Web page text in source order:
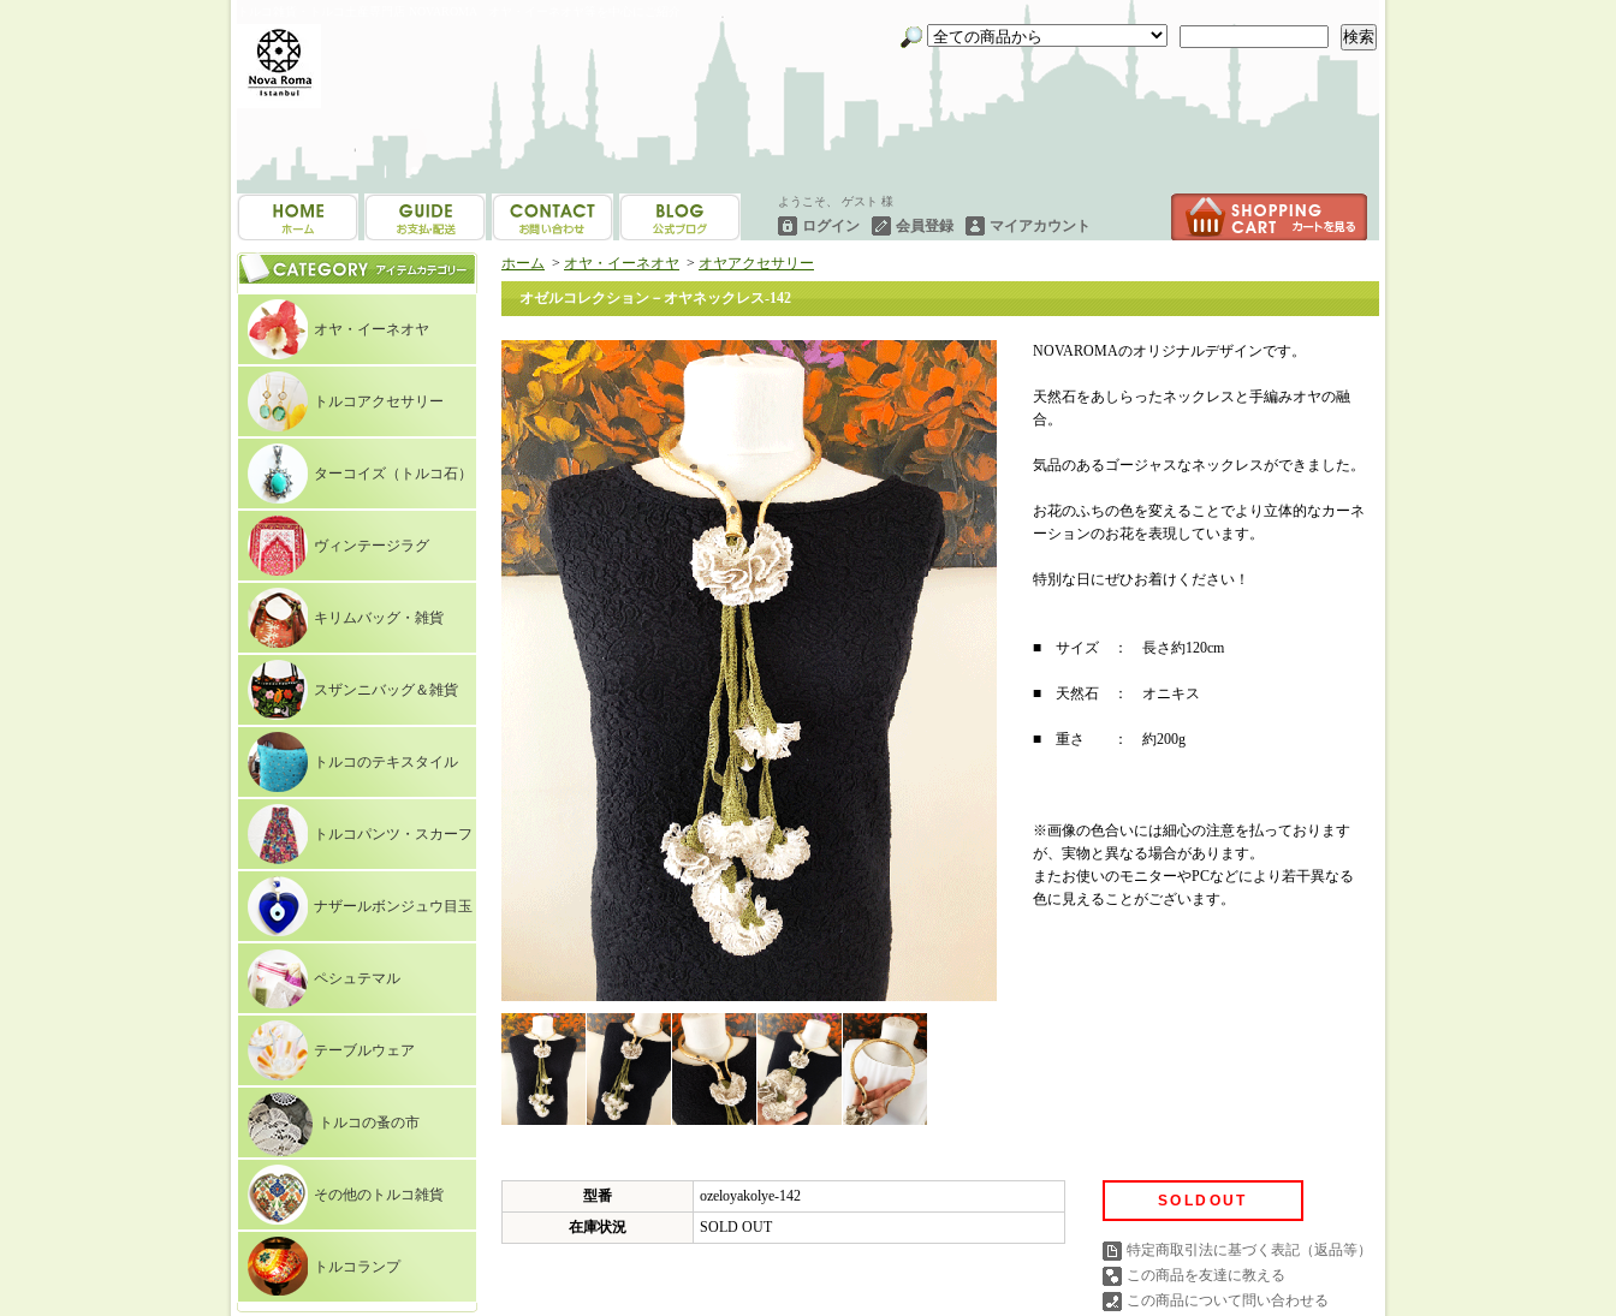
検索
ようこそ、 ゲスト 様
ログイン 会員登録 マイアカウント
オヤ・イーネオヤ
トルコアクセサリー
ターコイズ（トルコ石）
ヴィンテージラグ
キリムバッグ・雑貨
スザンニバッグ＆雑貨
トルコのテキスタイル
トルコパンツ・スカーフ
ナザールボンジュウ目玉
ペシュテマル
テーブルウェア
トルコの蚤の市
その他のトルコ雑貨
トルコランプ
ホーム > オヤ・イーネオヤ > オヤアクセサリー
オゼルコレクション－オヤネックレス-142
NOVAROMAのオリジナルデザインです。
天然石をあしらったネックレスと手編みオヤの融
合。
気品のあるゴージャスなネックレスができました。
お花のふちの色を変えることでより立体的なカーネ
ーションのお花を表現しています。
特別な日にぜひお着けください！
■ サイズ ： 長さ約120cm
■ 天然石 ： オニキス
■ 重さ ： 約200g
※画像の色合いには細心の注意を払っております
が、実物と異なる場合があります。
またお使いのモニターやPCなどにより若干異なる
色に見えることがございます。
型番
ozeloyakolye-142
在庫状況
SOLD OUT
SOLDOUT
特定商取引法に基づく表記（返品等）
この商品を友達に教える
この商品について問い合わせる